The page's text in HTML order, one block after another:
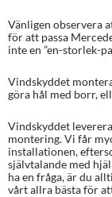
Vänligen observera
för att passa
inte en ”en-storlek-
Vindskyddet
göra hål med borr,
Vindskyddet
montering. Vi får
installationen,
självtalande med
ha en fråga, är du
vårt allra bästa för